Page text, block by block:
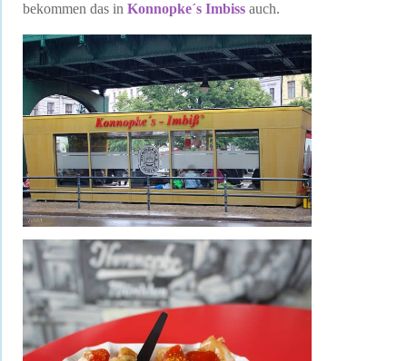
bekommen das in Konnopke´s Imbiss auch.